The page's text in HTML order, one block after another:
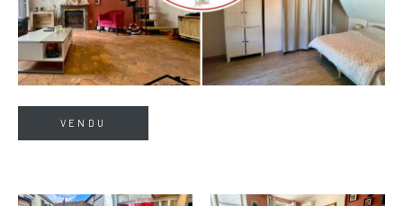
VENDU